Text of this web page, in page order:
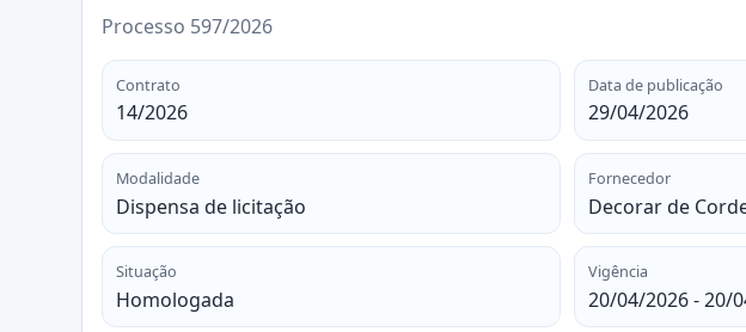
Processo 597/2026
Contrato
14/2026
Data de publicação
29/04/2026
Modalidade
Dispensa de licitação
Fornecedor
Decorar de
Situação
Homologada
Vigência
20/04/2026 - 20/